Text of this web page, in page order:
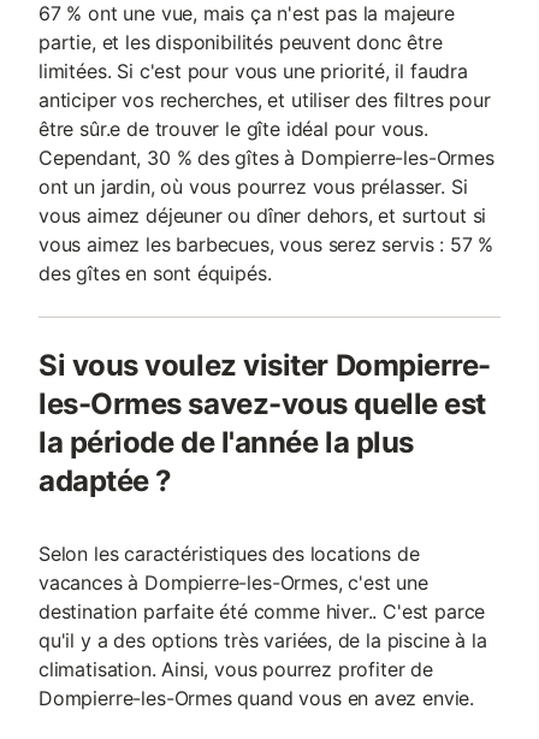
67 % ont une vue, mais ça n'est pas la majeure
partie, et les disponibilités peuvent donc être
limitées. Si c'est pour vous une priorité, il faudra
anticiper vos recherches, et utiliser des filtres pour
être sûr.e de trouver le gîte idéal pour vous.
Cependant, 30 % des gîtes à Dompierre-les-Ormes
ont un jardin, où vous pourrez vous prélasser. Si
vous aimez déjeuner ou dîner dehors, et surtout si
vous aimez les barbecues, vous serez servis : 57 %
des gîtes en sont équipés.
Si vous voulez visiter Dompierre-
les-Ormes savez-vous quelle est
la période de l'année la plus
adaptée ?
Selon les caractéristiques des locations de
vacances à Dompierre-les-Ormes, c'est une
destination parfaite été comme hiver.. C'est parce
qu'il y a des options très variées, de la piscine à la
climatisation. Ainsi, vous pourrez profiter de
Dompierre-les-Ormes quand vous en avez envie.